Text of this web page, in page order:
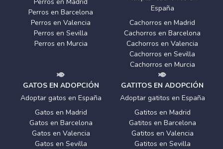
Perros en Barcelona
Perros en Valencia
Perros en Sevilla
Perros en Murcia
España
Cachorros en Madrid
Cachorros en Barcelona
Cachorros en Valencia
Cachorros en Sevilla
Cachorros en Murcia
GATOS EN ADOPCIÓN
Adoptar gatos en España
Gatos en Madrid
Gatos en Barcelona
Gatos en Valencia
Gatos en Sevilla
GATITOS EN ADOPCIÓN
Adoptar gatitos en España
Gatitos en Madrid
Gatitos en Barcelona
Gatitos en Valencia
Gatitos en Sevilla